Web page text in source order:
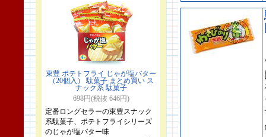
東豊 ポテトフライ じゃが塩バター
（20個入） 駄菓子 まとめ買い ス
ナック系 駄菓子
698円(税抜 646円)
定番ロングセラーの東豊スナック
系駄菓子、ポテトフライシリーズ
のじゃが塩バター味